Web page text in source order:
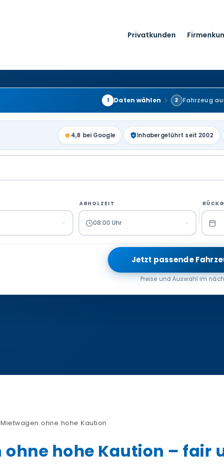
Privatkunden
1 Daten wählen 2 Fahrzeug
4,8 bei Google Inhabergeführt seit 2002
ABHOLZEIT
08:00 Uhr
Jetzt passende
Preise und Auswahl im
Mietwagen ohne hohe Kaution
ohne hohe Kaution – fair